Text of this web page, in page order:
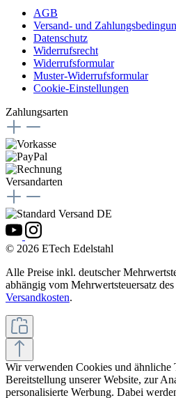
AGB
Versand- und
Datenschutz
Widerrufsrecht
Widerrufsformular
Muster-Widerrufsformular
Cookie-Einstellungen
Zahlungsarten
Versandarten
© 2026 ETech Edelstahl
Alle Preise inkl. deutscher
abhängig vom Mehrwertsteuersatz
Versandkosten.
Wir verwenden Cookies und ähnliche
Bereitstellung unserer Website, zur
personalisierte Werbung. Dabei